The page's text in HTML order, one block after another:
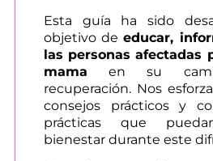
Esta guía ha sido
objetivo deeducar,
las personas afectadas
mama en su
recuperación. Nos
consejos prácticos y
prácticas que
bienestar durante este